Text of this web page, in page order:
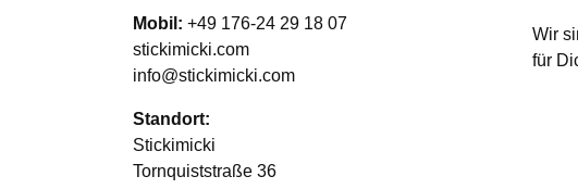
Mobil: +49 176-24 29 18 07
stickimicki.com
info@stickimicki.com
Standort:
Stickimicki
Tornquiststraße 36
Wir
für